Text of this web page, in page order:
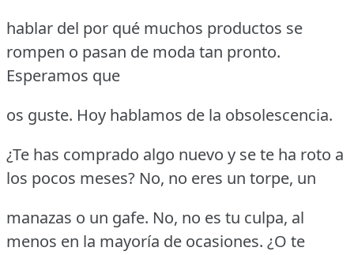
hablar del por qué muchos productos se
rompen o pasan de moda tan pronto.
Esperamos que
os guste. Hoy hablamos de la obsolescencia.
¿Te has comprado algo nuevo y se te ha roto a
los pocos meses? No, no eres un torpe, un
manazas o un gafe. No, no es tu culpa, al
menos en la mayoría de ocasiones. ¿O te